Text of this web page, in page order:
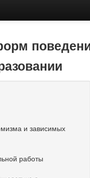
и зависимых
работы